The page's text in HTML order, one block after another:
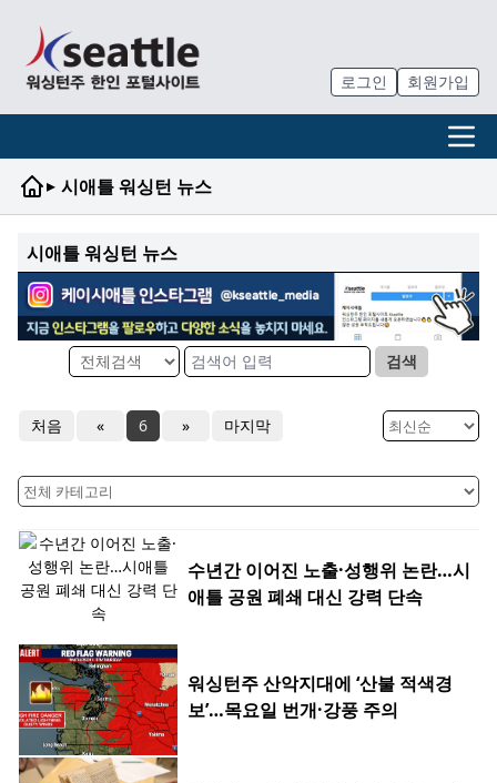
로그인 회원가입
▸ 시애틀 워싱턴 뉴스
시애틀 워싱턴 뉴스
검색
처음 « 6 » 마지막
수년간 이어진 노출·성행위 논란…시
애틀 공원 폐쇄 대신 강력 단속
워싱턴주 산악지대에 ‘산불 적색경
보’…목요일 번개·강풍 주의